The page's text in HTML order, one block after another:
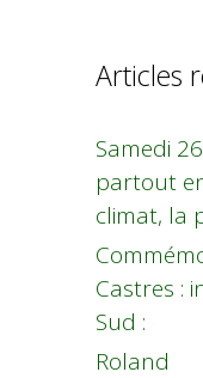
Articles
Samedi
partout
climat, la
Castres :
Sud :
Roland